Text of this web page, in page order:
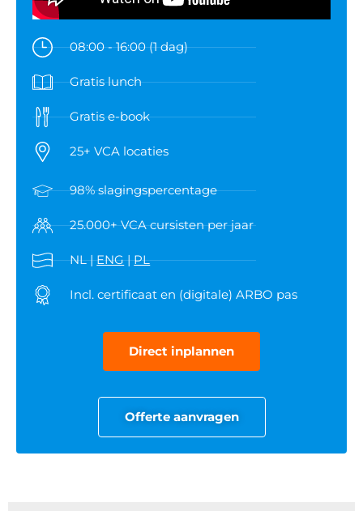
08:00 - 16:00 (1 dag)
Gratis lunch
Gratis e-book
25+ VCA locaties
98% slagingspercentage
25.000+ VCA cursisten per jaar
NL |ENG|PL
Incl. certificaat en (digitale) ARBO pas
Direct inplannen
Offerte aanvragen